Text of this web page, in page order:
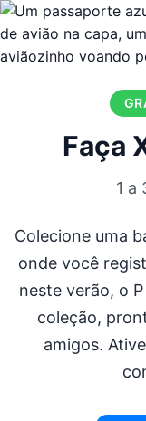
Faça
1 a
Colecione uma
onde você
neste verão, o
coleção,
amigos.